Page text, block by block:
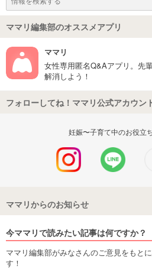
ママリ編集部のオススメアプリ
ママリ
女性専用匿名Q&Aアプリ。先
解消しよう！
フォローしてね！ママリ公式アカウン
妊娠〜子育て中のお役立
ママリからのお知らせ
今ママリで読みたい記事は何ですか？
ママリ編集部がみなさんのご意見をもと
す！